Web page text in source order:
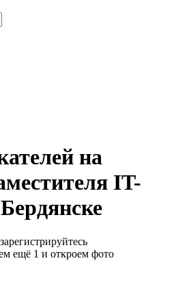
на
IT-
ещё 1 и откроем фото